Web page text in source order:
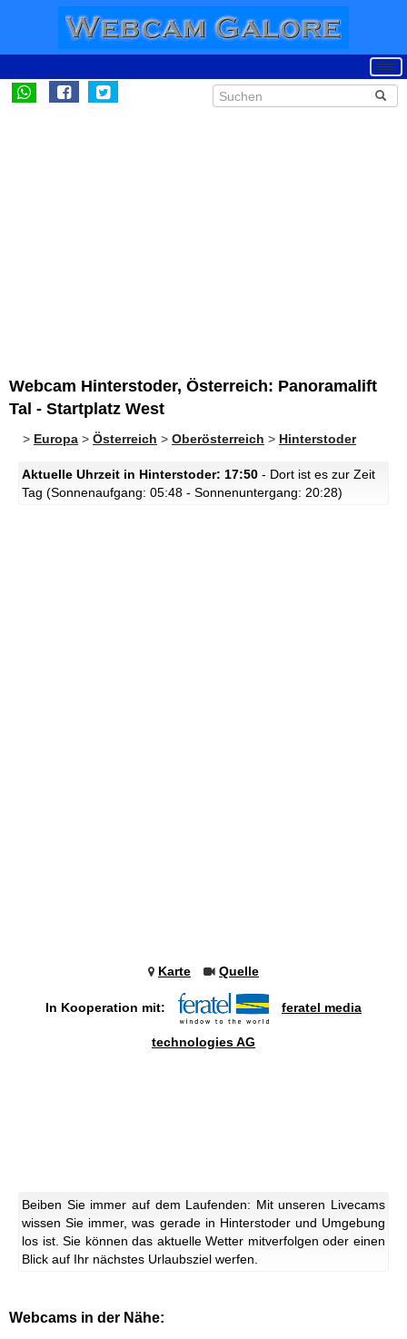
Webcam Hinterstoder, Österreich: Panoramalift
Tal - Startplatz West
> Europa > Österreich > Oberösterreich > Hinterstoder
Aktuelle Uhrzeit in Hinterstoder: 17:50 - Dort ist es zur Zeit
Tag (Sonnenaufgang: 05:48 - Sonnenuntergang: 20:28)
Karte Quelle
In Kooperation mit: feratel media
technologies AG
Beiben Sie immer auf dem Laufenden: Mit unseren Livecams
wissen Sie immer, was gerade in Hinterstoder und Umgebung
los ist. Sie können das aktuelle Wetter mitverfolgen oder einen
Blick auf Ihr nächstes Urlaubsziel werfen.
Webcams in der Nähe: